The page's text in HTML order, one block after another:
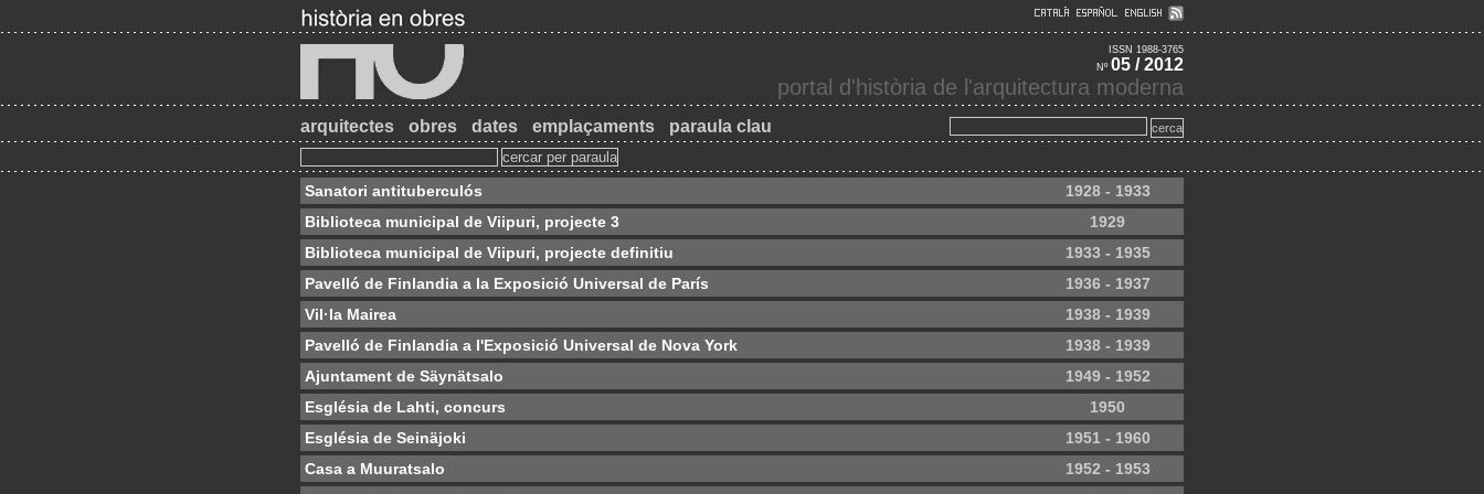
ISSN 1988-3765
Nº 05 / 2012
portal d'història de l'arquitectura moderna
arquitectes obres dates emplaçaments paraula clau
Sanatori antituberculós
1928 - 1933
Biblioteca municipal de Viipuri, projecte 3
1929
Biblioteca municipal de Viipuri, projecte definitiu
1933 - 1935
Pavelló de Finlandia a la Exposició Universal de París
1936 - 1937
Vil·la Mairea
1938 - 1939
Pavelló de Finlandia a l'Exposició Universal de Nova York
1938 - 1939
Ajuntament de Säynätsalo
1949 - 1952
Església de Lahti, concurs
1950
Església de Seinäjoki
1951 - 1960
Casa a Muuratsalo
1952 - 1953